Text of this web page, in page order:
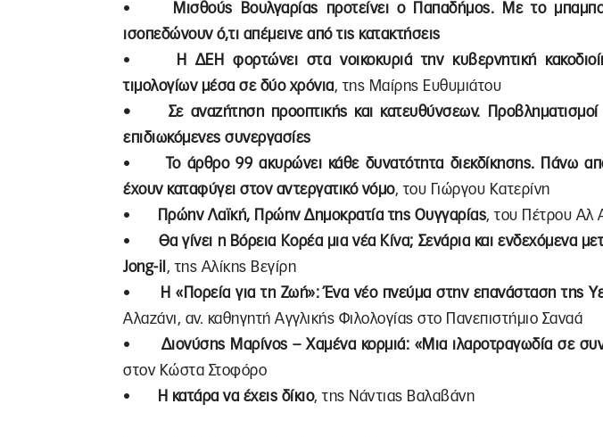
•
Μισθούς Βουλγαρίας προτείνει ο Παπαδήμος. Με το
ισοπεδώνουν ό,τι απέμεινε από τις κατακτήσεις
•
H ΔΕΗ φορτώνει στα νοικοκυριά την κυβερνητική
τιμολογίων μέσα σε δύο χρόνια, της Μαίρης Ευθυμιάτου
• Σε αναζήτηση προοπτικής και κατευθύνσεων. Προβληματισμοί
επιδιωκόμενες συνεργασίες
•
Το άρθρο 99 ακυρώνει κάθε δυνατότητα διεκδίκησης. Πάνω
έχουν καταφύγει στον αντεργατικό νόμο, του Γιώργου Κατερίνη
•
Πρώην Λαϊκή, Πρώην Δημοκρατία της Ουγγαρίας, του Πέτρου Αλ
• Θα γίνει η Βόρεια Κορέα μια νέα Κίνα; Σενάρια και ενδεχόμενα
Jong-il , της Αλίκης Βεγίρη
•
H «Πορεία για τη Ζωή»: Ένα νέο πνεύμα στην επανάσταση της
Αλαζάνι, αν. καθηγητή Αγγλικής Φιλολογίας στο Πανεπιστήμιο Σαναά
• Διονύσης Μαρίνος – Χαμένα κορμιά: «Μια ιλαροτραγωδία σε
στον Κώστα Στοφόρο
•
Η κατάρα να έχεις δίκιο, της Νάντιας Βαλαβάνη